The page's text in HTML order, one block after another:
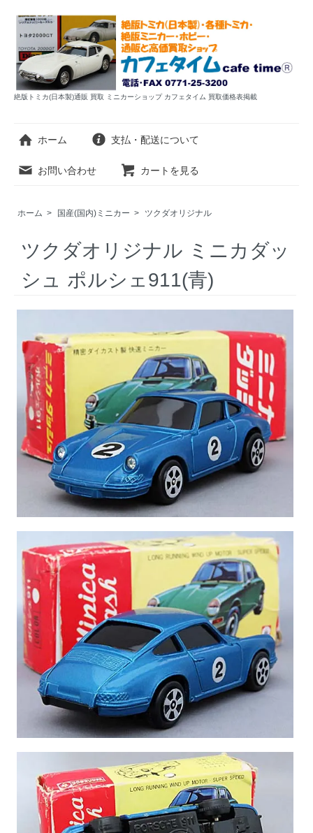
絶版トミカ(日本製)通販 買取 ミニカーショップ カフェタイム 買取価格表掲載
ホーム 支払・配送について
お問い合わせ カートを見る
ホーム > 国産(国内)ミニカー > ツクダオリジナル
ツクダオリジナル ミニカダッ
シュ ポルシェ911(青)